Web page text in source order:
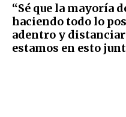
“Sé que la mayoría
haciendo todo lo
adentro y
estamos en esto